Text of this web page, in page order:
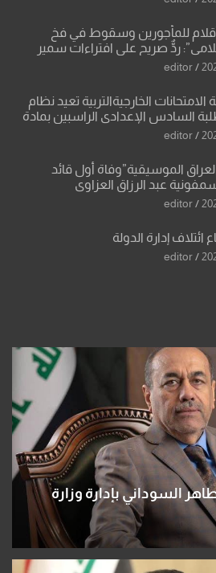
للمأجورين وسقوط في فخ
ردٌّ صريح على افتراءات سمير
editor
الخارجيةالتربية تعيد نظام
السادس الإعدادي الراسبين بمادة
editor
الموسيقية”وفاة أول قائد
عبد الرزاق العزاوي
editor
ائتلاف إدارة الدولة
editor
السوداني بإدارة وزارة